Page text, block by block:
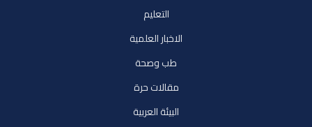
التعليم
الاخبار العلمية
طب وصحة
مقالات حرة
البيئة العربية